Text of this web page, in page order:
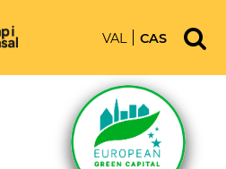
VAL CAS